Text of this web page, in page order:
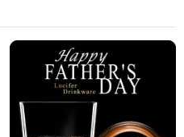
享免運
享免運
費 170 元
費 210 元